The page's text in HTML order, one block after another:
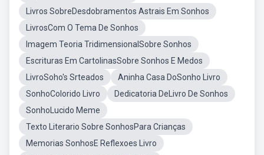
Livros SobreDesdobramentos Astrais Em Sonhos
LivrosCom O Tema De Sonhos
Imagem Teoria TridimensionalSobre Sonhos
Escrituras Em CartolinasSobre Sonhos E Medos
LivroSoho's Srteados
Aninha Casa DoSonho Livro
SonhoColorido Livro
Dedicatoria DeLivro De Sonhos
SonhoLucido Meme
Texto Literario Sobre SonhosPara Crianças
Memorias SonhosE Reflexoes Livro